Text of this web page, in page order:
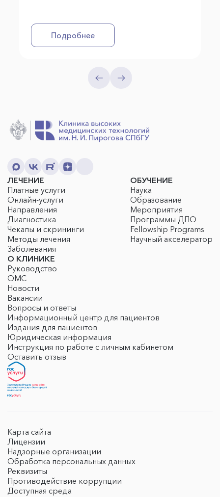
Подробнее
ЛЕЧЕНИЕ
Платные услуги
Онлайн-услуги
Направления
Диагностика
Чекапы и скрининги
Методы лечения
Заболевания
ОБУЧЕНИЕ
Наука
Образование
Мероприятия
Программы ДПО
Fellowship Programs
Научный акселератор
О КЛИНИКЕ
Руководство
ОМС
Новости
Вакансии
Вопросы и ответы
Информационный центр для пациентов
Издания для пациентов
Юридическая информация
Инструкция по работе с личным кабинетом
Оставить отзыв
Карта сайта
Лицензии
Надзорные организации
Обработка персональных данных
Реквизиты
Противодействие коррупции
Доступная среда